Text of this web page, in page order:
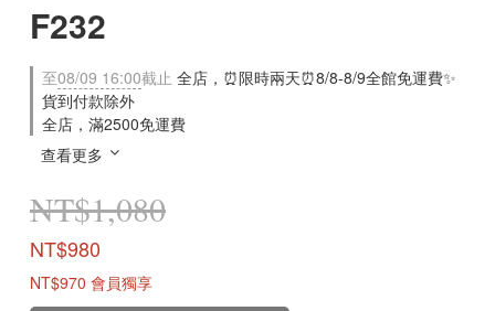
F232
至08/09 16:00截止 全店，⏰限時兩天⏰8/8-8/9全館免運費✨
貨到付款除外
全店，滿2500免運費
查看更多
NT$1,080
NT$980
NT$970 會員獨享